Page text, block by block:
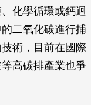
化學循環或鈣迴
二氧化碳進行捕
術，目前在國際
高碳排產業也爭